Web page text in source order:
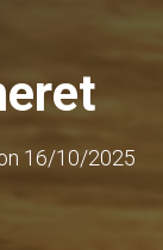
16/10/2025